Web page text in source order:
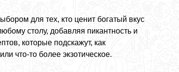
для тех, кто ценит богатый вкус
столу, добавляя пикантность и
которые подскажут, как
что-то более экзотическое.